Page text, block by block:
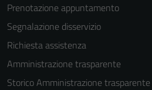
Prenotazione appuntamento
Segnalazione disservizio
Richiesta assistenza
Amministrazione trasparente
Storico Amministrazione trasparente